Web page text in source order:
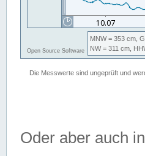
Oder aber auch in